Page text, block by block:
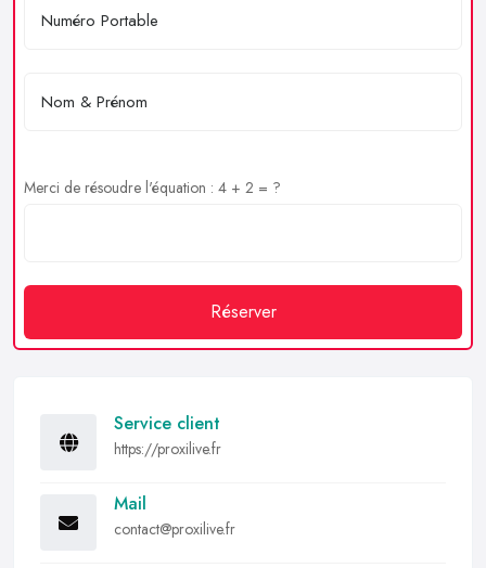
Merci de résoudre l'équation : 4 + 2 = ?
Réserver
Service client
https://proxilive.fr
Mail
contact@proxilive.fr